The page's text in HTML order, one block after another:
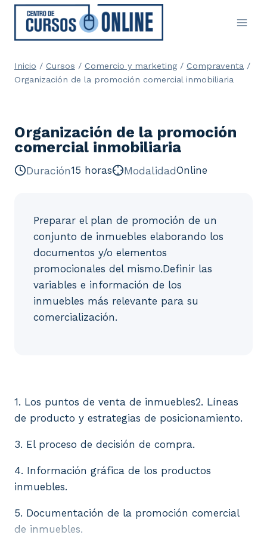
Saltar
contenido
Inicio / Cursos / Comercio y marketing / Compraventa /
Organización de la promoción comercial inmobiliaria
Organización de la promoción
comercial inmobiliaria
Duración15 horas ModalidadOnline
Preparar el plan de promoción de un
conjunto de inmuebles elaborando los
documentos y/o elementos
promocionales del mismo.Definir las
variables e información de los
inmuebles más relevante para su
comercialización.
1. Los puntos de venta de inmuebles2. Líneas
de producto y estrategias de posicionamiento.
3. El proceso de decisión de compra.
4. Información gráfica de los productos
inmuebles.
5. Documentación de la promoción comercial
de inmuebles.